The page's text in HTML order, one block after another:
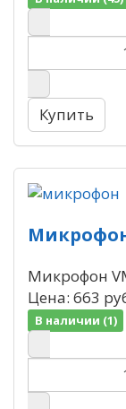
Микрофон
Цена: 663
В наличии (1)